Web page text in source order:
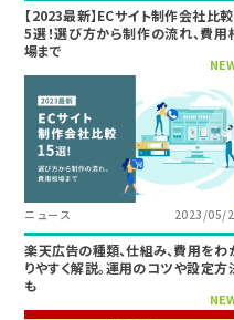
【2023最新】ECサイト制作会社比
5選！選び方から制作の流れ、費用
場まで
ニュース 2023/05/
楽天広告の種類、仕組み、費用をわ
りやすく解説。運用のコツや設定方
も